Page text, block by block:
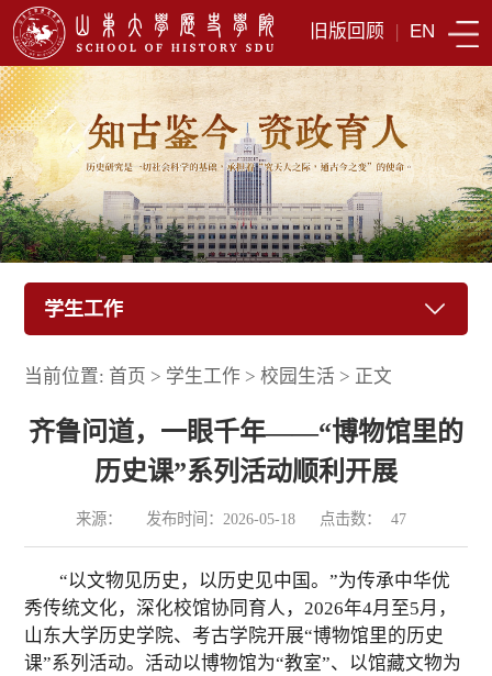
旧版回顾 | EN
学生工作
当前位置: 首页 > 学生工作 >校园生活 > 正文
齐鲁问道，一眼千年——“博物馆里的
历史课”系列活动顺利开展
来源： 发布时间：2026-05-18 点击数： 47
“以文物见历史， 以历史见中国。”为传承中华优
秀传统文化，深化校馆协同育人，2026年4月至5月，
山东大学历史学院、考古学院开展“博物馆里的历史
课”系列活动。活动以博物馆为“教室”、以馆藏文物为